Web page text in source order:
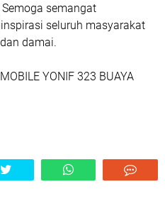
semangat
seluruh masyarakat
damai.
YONIF 323 BUAYA